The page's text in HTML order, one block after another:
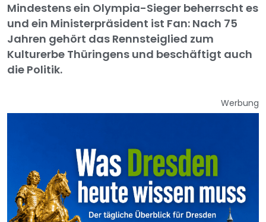
Mindestens ein Olympia-Sieger beherrscht es
und ein Ministerpräsident ist Fan: Nach 75
Jahren gehört das Rennsteiglied zum
Kulturerbe Thüringens und beschäftigt auch
die Politik.
Werbung